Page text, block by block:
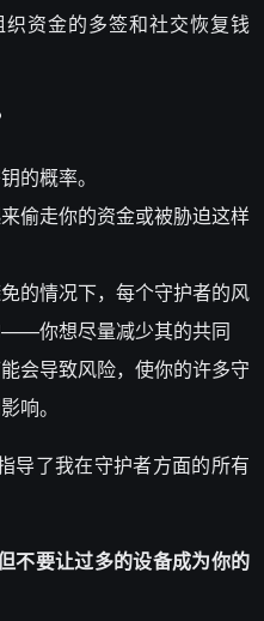
资金的多签和社交恢复钱
的概率。
偷走你的资金或被胁迫这样
的情况下，每个守护者的风
你想尽量减少其的共同
会导致风险，使你的许多守
响。
导了我在守护者方面的所有
不要让过多的设备成为你的